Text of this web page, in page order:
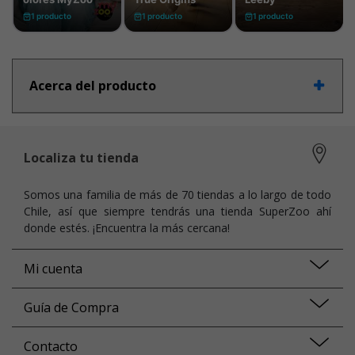
Acerca del producto
Localiza tu tienda
Somos una familia de más de 70 tiendas a lo largo de todo
Chile, así que siempre tendrás una tienda SuperZoo ahí
donde estés. ¡Encuentra la más cercana!
Mi cuenta
Guía de Compra
Contacto